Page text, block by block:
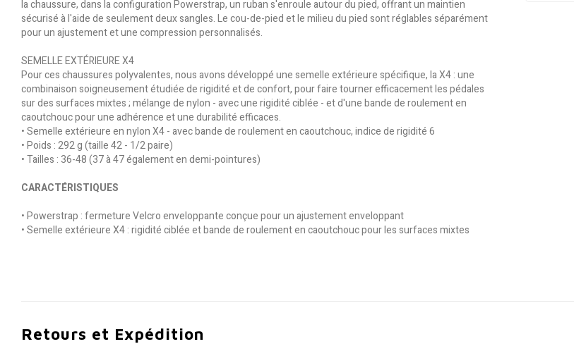
la chaussure, dans la configuration Powerstrap, un ruban s'enroule autour du pied, offrant un maintien
sécurisé à l'aide de seulement deux sangles. Le cou-de-pied et le milieu du pied sont réglables séparément
pour un ajustement et une compression personnalisés.
SEMELLE EXTÉRIEURE X4
Pour ces chaussures polyvalentes, nous avons développé une semelle extérieure spécifique, la X4 : une
combinaison soigneusement étudiée de rigidité et de confort, pour faire tourner efficacement les pédales
sur des surfaces mixtes ; mélange de nylon - avec une rigidité ciblée - et d'une bande de roulement en
caoutchouc pour une adhérence et une durabilité efficaces.
• Semelle extérieure en nylon X4 - avec bande de roulement en caoutchouc, indice de rigidité 6
• Poids : 292 g (taille 42 - 1/2 paire)
• Tailles : 36-48 (37 à 47 également en demi-pointures)
CARACTÉRISTIQUES
• Powerstrap : fermeture Velcro enveloppante conçue pour un ajustement enveloppant
• Semelle extérieure X4 : rigidité ciblée et bande de roulement en caoutchouc pour les surfaces mixtes
Retours et Expédition